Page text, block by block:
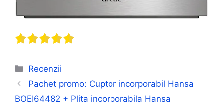
Categorii
Recenzii
Pachet promo: Cuptor incorporabil Hansa
BOEI64482 + Plita incorporabila Hansa